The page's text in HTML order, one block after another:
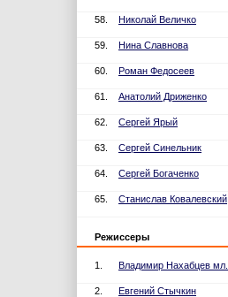
58. Николай Величко
59. Нина Славнова
60. Роман Федосеев
61. Анатолий Дриженко
62. Сергей Ярый
63. Сергей Синельник
64. Сергей Богаченко
65. Станислав Ковалевский
Режиссеры
1. Владимир Нахабцев мл.
2. Евгений Стычкин